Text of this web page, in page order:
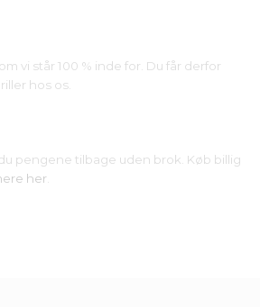
vi står 100 % inde for. Du får derfor
hos os.
pengene tilbage uden brok. Køb billig
her.